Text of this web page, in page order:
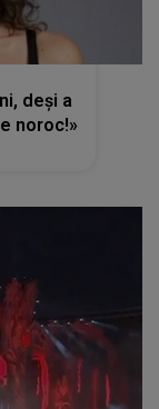
deși a
noroc!»